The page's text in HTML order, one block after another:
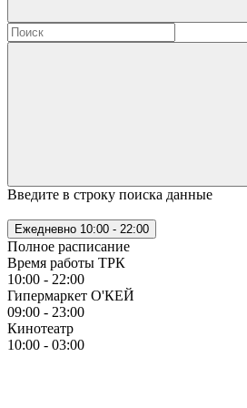
Введите в строку поиска данные
Ежедневно 10:00 - 22:00
Полное расписание
Время работы ТРК
10:00 - 22:00
Гипермаркет О'КЕЙ
09:00 - 23:00
Кинотеатр
10:00 - 03:00